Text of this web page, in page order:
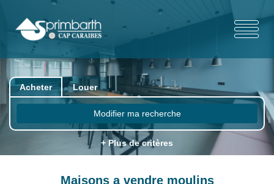
Acheter Louer
Modifier ma recherche
+ Plus de critères
Maisons a vendre moulins